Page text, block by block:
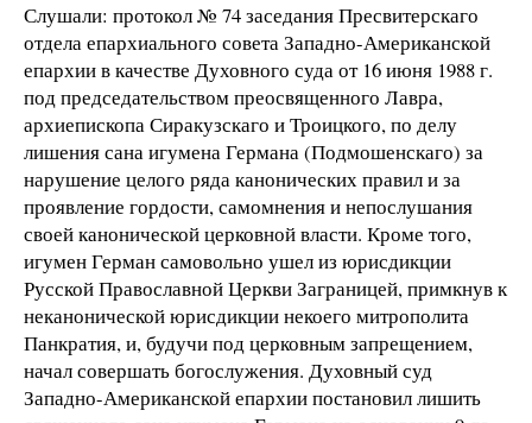
Слушали: протокол № 74 заседания Пресвитерскаго
отдела епархиального совета Западно-Американской
епархии в качестве Духовного суда от 16 июня 1988 г.
под председательством преосвященного Лавра,
архиепископа Сиракузскаго и Троицкого, по делу
лишения сана игумена Германа (Подмошенскаго) за
нарушение целого ряда канонических правил и за
проявление гордости, самомнения и непослушания
своей канонической церковной власти. Кроме того,
игумен Герман самовольно ушел из юрисдикции
Русской Православной Церкви Заграницей, примкнув к
неканонической юрисдикции некоего митрополита
Панкратия, и, будучи под церковным запрещением,
начал совершать богослужения. Духовный суд
Западно-Американской епархии постановил лишить